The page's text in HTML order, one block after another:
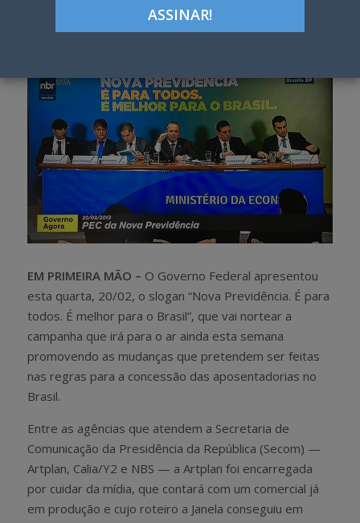
e
t
Google+
EM PRIMEIRA MÃO – O Governo Federal apresentou
esta quarta, 20/02, o slogan “Nova Previdência. É para
todos. É melhor para o Brasil”, que vai nortear a
campanha que irá para o ar ainda esta semana
promovendo as mudanças que pretendem ser feitas
nas regras para a concessão das aposentadorias no
Brasil.
Entre as agências que atendem a Secretaria de
Comunicação da Presidência da República (Secom) —
Artplan, Calia/Y2 e NBS — a Artplan foi encarregada
por cuidar da mídia, que contará com um comercial já
em produção e cujo roteiro a Janela conseguiu em